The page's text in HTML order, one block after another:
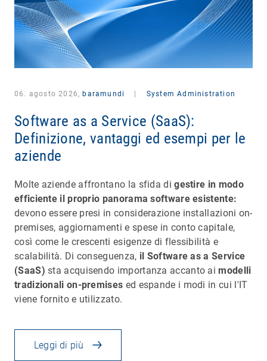
06. agosto 2026, baramundi System Administration
Software as a Service (SaaS):
Definizione, vantaggi ed esempi per le
aziende
Molte aziende affrontano la sfida digestire in modo
efficiente il proprio panorama software esistente:
devono essere presi in considerazione installazioni on-
premises, aggiornamenti e spese in conto capitale,
così come le crescenti esigenze di flessibilità e
scalabilità. Di conseguenza, il Software as a Service
(SaaS) sta acquisendo importanza accanto ai modelli
tradizionali on-premises ed espande i modi in cui l'IT
viene fornito e utilizzato.
Leggi di più